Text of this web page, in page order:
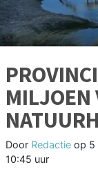
MILJOEN
Door Redactie op 5
10:45 uur